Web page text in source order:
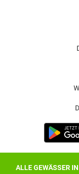
ALLE GEWÄSSER